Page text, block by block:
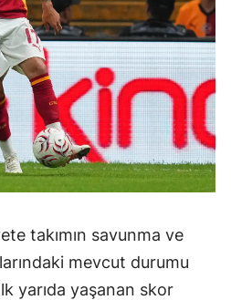
takımın savunma ve
mevcut durumu
yarıda yaşanan skor